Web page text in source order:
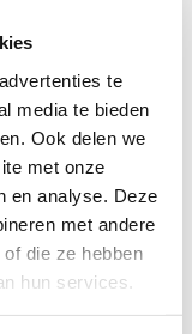
te
media te bieden
Ook delen we
met onze
en analyse. Deze
met andere
die ze hebben
hun services.
dan